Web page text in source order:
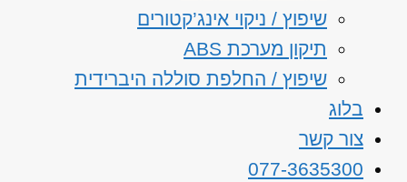
שיפוץ / ניקוי אינג’קטורים
תיקון מערכת ABS
שיפוץ / החלפת סוללה היברידית
בלוג
צור קשר
077-3635300